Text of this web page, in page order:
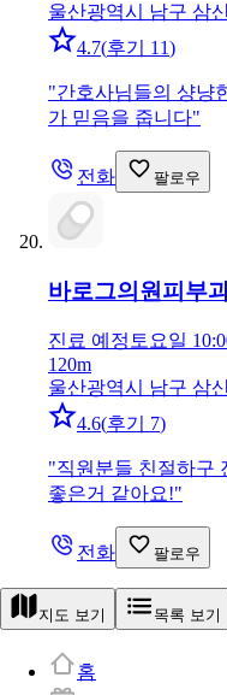
울산광역시 남구 삼
4.7(후기 11)
"간호사님들의 샹냥
가 믿음을 줍니다"
전화 팔로우
바로그의원 피부
진료 예정토요일
120m
울산광역시 남구 삼
4.6(후기 7)
"직원분들 친절하구
좋은거 같아요!"
전화 팔로우
지도 보기 목록 보기
홈